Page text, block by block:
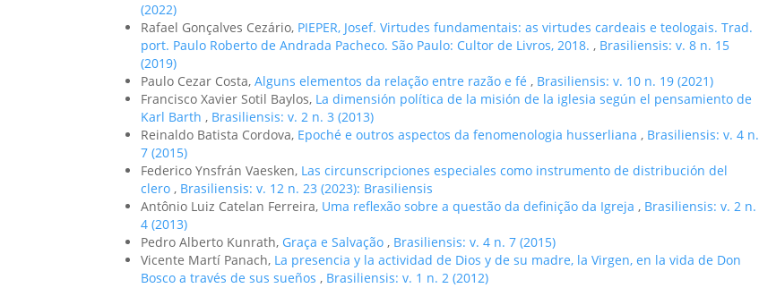
(2022)
Rafael Gonçalves Cezário, PIEPER, Josef. Virtudes fundamentais: as virtudes cardeais e teologais. Trad.
port. Paulo Roberto de Andrada Pacheco. São Paulo: Cultor de Livros, 2018. , Brasiliensis: v. 8 n. 15
(2019)
Paulo Cezar Costa, Alguns elementos da relação entre razão e fé , Brasiliensis: v. 10 n. 19 (2021)
Francisco Xavier Sotil Baylos, La dimensión política de la misión de la iglesia según el pensamiento de
Karl Barth , Brasiliensis: v. 2 n. 3 (2013)
Reinaldo Batista Cordova, Epoché e outros aspectos da fenomenologia husserliana , Brasiliensis: v. 4 n.
7 (2015)
Federico Ynsfrán Vaesken, Las circunscripciones especiales como instrumento de distribución del
clero , Brasiliensis: v. 12 n. 23 (2023): Brasiliensis
Antônio Luiz Catelan Ferreira, Uma reflexão sobre a questão da definição da Igreja , Brasiliensis: v. 2 n.
4 (2013)
Pedro Alberto Kunrath, Graça e Salvação , Brasiliensis: v. 4 n. 7 (2015)
Vicente Martí Panach, La presencia y la actividad de Dios y de su madre, la Virgen, en la vida de Don
Bosco a través de sus sueños , Brasiliensis: v. 1 n. 2 (2012)